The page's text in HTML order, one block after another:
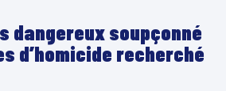
dangereux soupçonné
d’homicide recherché